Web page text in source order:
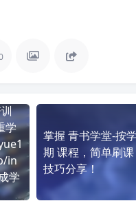
学
in
学
掌握 青书学堂-按学
期 课程，简单刷课
技巧分享！